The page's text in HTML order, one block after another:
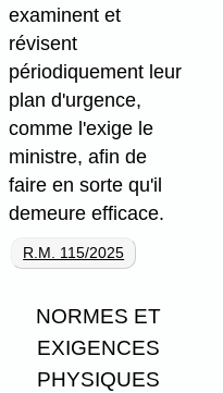
examinent et
révisent
périodiquement leur
plan d'urgence,
comme l'exige le
ministre, afin de
faire en sorte qu'il
demeure efficace.
R.M. 115/2025
NORMES ET
EXIGENCES
PHYSIQUES